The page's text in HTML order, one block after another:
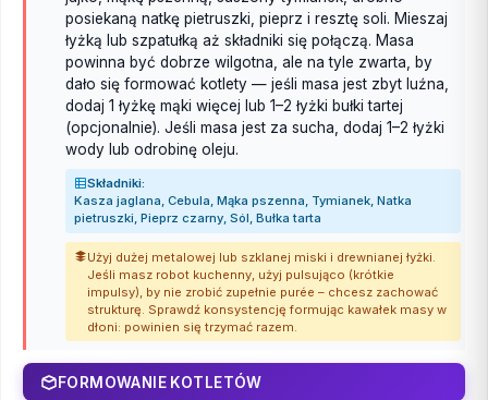
posiekaną natkę pietruszki, pieprz i resztę soli. Mieszaj
łyżką lub szpatułką aż składniki się połączą. Masa
powinna być dobrze wilgotna, ale na tyle zwarta, by
dało się formować kotlety — jeśli masa jest zbyt luźna,
dodaj 1 łyżkę mąki więcej lub 1–2 łyżki bułki tartej
(opcjonalnie). Jeśli masa jest za sucha, dodaj 1–2 łyżki
wody lub odrobinę oleju.
Składniki:
Kasza jaglana, Cebula, Mąka pszenna, Tymianek, Natka
pietruszki, Pieprz czarny, Sól, Bułka tarta
Użyj dużej metalowej lub szklanej miski i drewnianej łyżki.
Jeśli masz robot kuchenny, użyj pulsująco (krótkie
impulsy), by nie zrobić zupełnie purée – chcesz zachować
strukturę. Sprawdź konsystencję formując kawałek masy w
dłoni: powinien się trzymać razem.
FORMOWANIE KOTLETÓW